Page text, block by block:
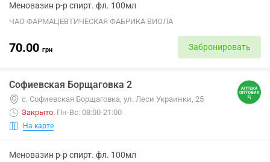
Меновазин р-р спирт. фл. 100мл
ЧАО ФАРМАЦЕВТИЧЕСКАЯ ФАБРИКА ВИОЛА
70.00 грн Забронировать
Софиевская Борщаговка 2
с. Софиевская Борщаговка, ул. Леси Украинки, 25
Закрыто. Пн-Вс: 08:00-21:00
На карте
Меновазин р-р спирт. фл. 100мл